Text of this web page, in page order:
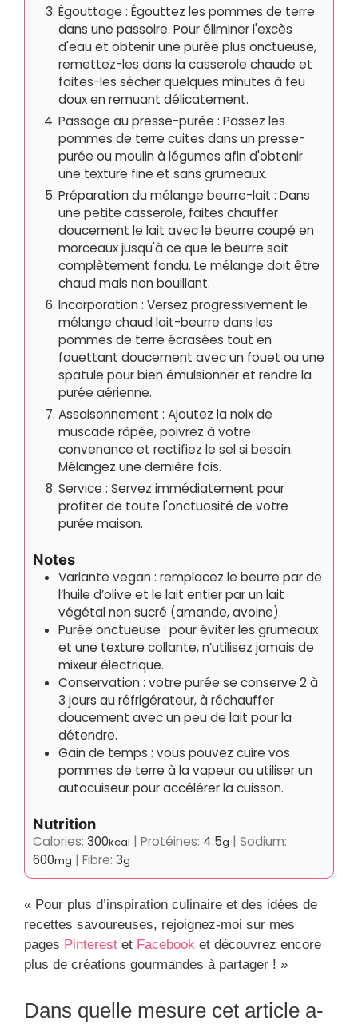
Égouttage : Égouttez les pommes de terre
dans une passoire. Pour éliminer l'excès
d'eau et obtenir une purée plus onctueuse,
remettez-les dans la casserole chaude et
faites-les sécher quelques minutes à feu
doux en remuant délicatement.
Passage au presse-purée : Passez les
pommes de terre cuites dans un presse-
purée ou moulin à légumes afin d'obtenir
une texture fine et sans grumeaux.
Préparation du mélange beurre-lait : Dans
une petite casserole, faites chauffer
doucement le lait avec le beurre coupé en
morceaux jusqu'à ce que le beurre soit
complètement fondu. Le mélange doit être
chaud mais non bouillant.
Incorporation : Versez progressivement le
mélange chaud lait-beurre dans les
pommes de terre écrasées tout en
fouettant doucement avec un fouet ou une
spatule pour bien émulsionner et rendre la
purée aérienne.
Assaisonnement : Ajoutez la noix de
muscade râpée, poivrez à votre
convenance et rectifiez le sel si besoin.
Mélangez une dernière fois.
Service : Servez immédiatement pour
profiter de toute l'onctuosité de votre
purée maison.
Notes
Variante vegan : remplacez le beurre par de
l’huile d’olive et le lait entier par un lait
végétal non sucré (amande, avoine).
Purée onctueuse : pour éviter les grumeaux
et une texture collante, n’utilisez jamais de
mixeur électrique.
Conservation : votre purée se conserve 2 à
3 jours au réfrigérateur, à réchauffer
doucement avec un peu de lait pour la
détendre.
Gain de temps : vous pouvez cuire vos
pommes de terre à la vapeur ou utiliser un
autocuiseur pour accélérer la cuisson.
Nutrition
Calories: 300kcal | Protéines: 4.5g | Sodium:
600mg | Fibre: 3g
« Pour plus d’inspiration culinaire et des idées de
recettes savoureuses, rejoignez-moi sur mes
pages Pinterest et Facebook et découvrez encore
plus de créations gourmandes à partager ! »
Dans quelle mesure cet article a-